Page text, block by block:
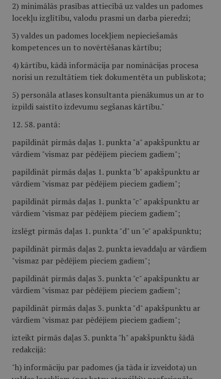
2) minimālās prasības attiecībā uz valdes un padomes
locekļu izglītību, valodu prasmi un darba pieredzi;
3) valdes un padomes locekļiem nepieciešamās
kompetences un to novērtēšanas kārtību;
4) kārtību, kādā informācija par nominācijas procesa
norisi un rezultātiem tiek dokumentēta un publiskota;
5) personāla atlases konsultanta pienākumus un ar to
izpildi saistīto izdevumu segšanas kārtību."
12. 58. pantā:
papildināt pirmās daļas 1. punkta "a" apakšpunktu ar
vārdiem "vismaz par pēdējiem pieciem gadiem";
papildināt pirmās daļas 1. punkta "b" apakšpunktu ar
vārdiem "vismaz par pēdējiem pieciem gadiem";
papildināt pirmās daļas 1. punkta "c" apakšpunktu ar
vārdiem "vismaz par pēdējiem pieciem gadiem";
izslēgt pirmās daļas 1. punkta "d" un "e" apakšpunktu;
papildināt pirmās daļas 2. punkta ievaddaļu ar vārdiem
"vismaz par pēdējiem pieciem gadiem";
papildināt pirmās daļas 3. punkta "c" apakšpunktu ar
vārdiem "vismaz par pēdējiem pieciem gadiem";
papildināt pirmās daļas 3. punkta "d" apakšpunktu ar
vārdiem "vismaz par pēdējiem pieciem gadiem";
izteikt pirmās daļas 3. punkta "h" apakšpunktu šādā
redakcijā:
"h) informāciju par padomes (ja tāda ir izveidota) un